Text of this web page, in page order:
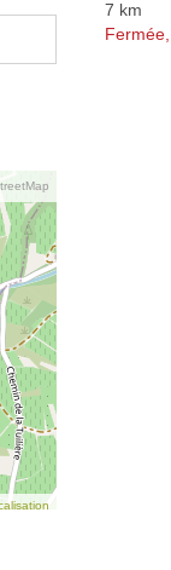
7 km